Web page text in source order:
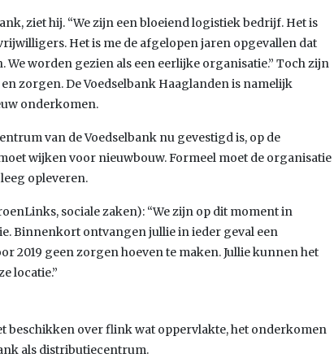
ziet hij. “We zijn een bloeiend logistiek bedrijf. Het is
Het is me de afgelopen jaren opgevallen dat
We worden gezien als een eerlijke organisatie.” Toch zijn
zorgen. De Voedselbank Haaglanden is namelijk
onderkomen.
van de Voedselbank nu gevestigd is, op de
wijken voor nieuwbouw. Formeel moet de organisatie
opleveren.
sociale zaken): “We zijn op dit moment in
Binnenkort ontvangen jullie in ieder geval een
2019 geen zorgen hoeven te maken. Jullie kunnen het
locatie.”
beschikken over flink wat oppervlakte, het onderkomen
als distributiecentrum.